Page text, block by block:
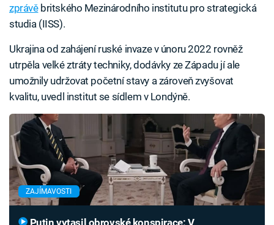
zprávěbritského Mezinárodního institutu pro strategická
studia (IISS).
Ukrajina od zahájení ruské invaze v únoru 2022 rovněž
utrpěla velké ztráty techniky, dodávky ze Západu jí ale
umožnily udržovat početní stavy a zároveň zvyšovat
kvalitu, uvedl institut se sídlem v Londýně.
ZAJÍMAVOSTI